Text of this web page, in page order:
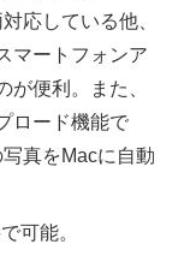
応している他、
マートフォンア
が便利。また、
ロード機能で
真をMacに自動
可能。